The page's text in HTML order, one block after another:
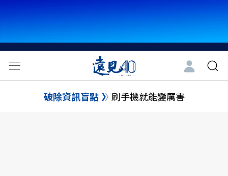
破除資訊盲點 刷手機就能變厲害